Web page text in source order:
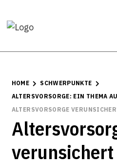
HOME
SCHWERPUNKTE
ALTERSVORSORGE: EIN THEMA
ALTERSVORSORGE